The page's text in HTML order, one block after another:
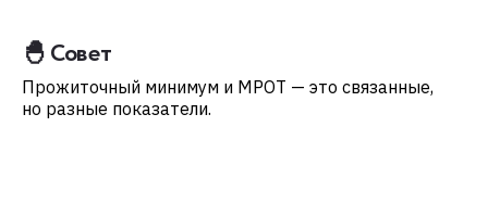
🐣 Совет
Прожиточный минимум и МРОТ — это связанные,
но разные показатели.